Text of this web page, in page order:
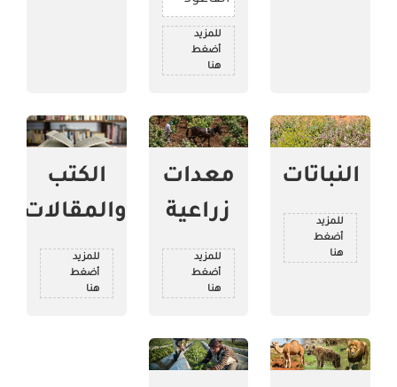
للمزيد
أضغط
هنا
النباتات
للمزيد
أضغط
هنا
معدات
زراعية
للمزيد
أضغط
هنا
الكتب
والمقالات
للمزيد
أضغط
هنا